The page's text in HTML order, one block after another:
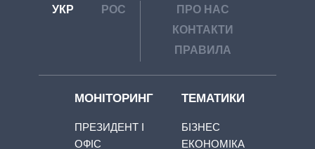
УКР РОС
ПРО НАС
КОНТАКТИ
ПРАВИЛА
МОНІТОРИНГ
ПРЕЗИДЕНТ І
ОФІС
ТЕМАТИКИ
БІЗНЕС
ЕКОНОМІКА